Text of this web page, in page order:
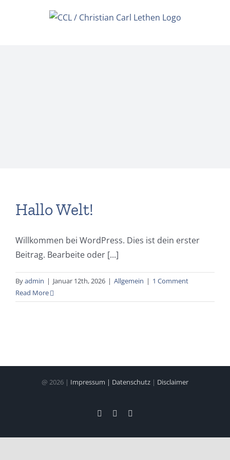
Hallo Welt!
Willkommen bei WordPress. Dies ist dein erster
Beitrag. Bearbeite oder [...]
Byadmin | Januar 12th, 2026 | Allgemein | 1 Comment
Read More
@ 2026 | Impressum | Datenschutz | Disclaimer
LinkedIn
Email